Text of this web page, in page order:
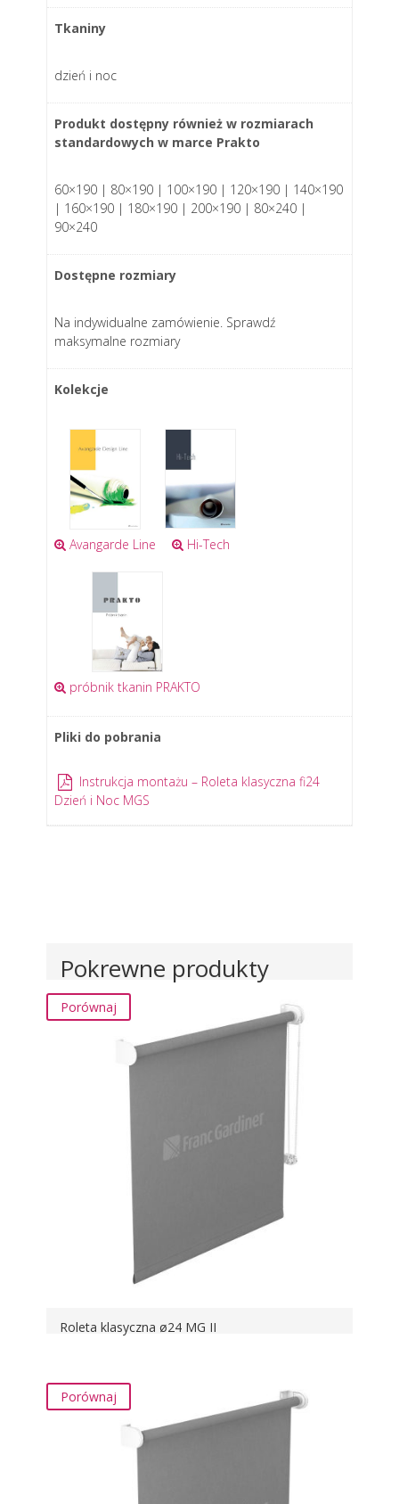
Tkaniny
dzień i noc
Produkt dostępny również w rozmiarach
standardowych w marce Prakto
60×190 | 80×190 | 100×190 | 120×190 | 140×190
| 160×190 | 180×190 | 200×190 | 80×240 |
90×240
Dostępne rozmiary
Na indywidualne zamówienie. Sprawdź
maksymalne rozmiary
Kolekcje
Avangarde Line Hi-Tech
próbnik tkanin PRAKTO
Pliki do pobrania
Instrukcja montażu – Roleta klasyczna fi24
Dzień i Noc MGS
Pokrewne produkty
Roleta klasyczna ø24 MG II
Porównaj
Porównaj